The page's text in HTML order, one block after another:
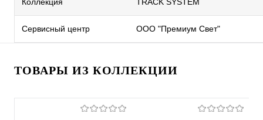
Сервисный центр ООО "Премиум Свет"
ТОВАРЫ ИЗ КОЛЛЕКЦИИ